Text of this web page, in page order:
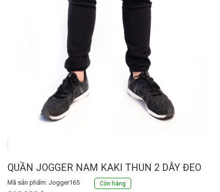
QUẦN JOGGER NAM KAKI THUN 2 DÂY ĐEO
Mã sản phẩm: Jogger165 Còn hàng